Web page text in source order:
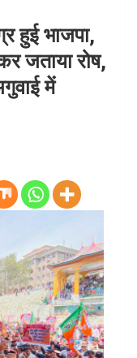
हुई भाजपा,
जताया रोष,
में